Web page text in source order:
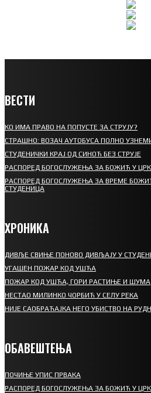
ВЕСТИ
КО ИМА ПРАВО НА ПОПУСТЕ ЗА СТРУЈУ?
СТРАШНО: ВОЗАЧ АУТОБУСА ПОЛНО
СТУДЕНИЧКИ КРАЈ ОД СИНОЋ БЕЗ СТРУЈЕ
РАСПОРЕД БОГОСЛУЖЕЊА ЗА БОЖИЋ У
РАСПОРЕД БОГОСЛУЖЕЊА ЗА ВРЕМЕ
СТУДЕНИЦА
ХРОНИКА
ДИВЉЕ СВИЊЕ ПОНОВО ДИВЉАЈУ У
УГАШЕН ПОЖАР КОД УШЋА
ПОЖАР КОД УШЋА, ГОРИ РАСТИЊЕ И ШУМА
НЕСТАО МИЛИНКО ЧОРБИЋ У СЕЛУ РЕКА
НИЈЕ САОБРАЋАЈКА НЕГО УБИСТВО НА
ОБАВЕШТЕЊА
ПОЧИЊЕ УПИС ПРВАКА
РАСПОРЕД БОГОСЛУЖЕЊА ЗА БОЖИЋ У